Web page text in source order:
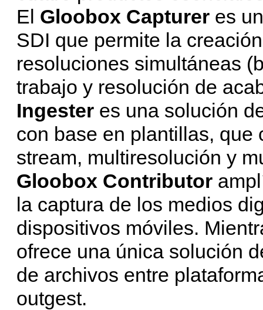
El Gloobox Capturer es
SDI que permite la
resoluciones simultáneas
trabajo y resolución de
Ingester es una solución
con base en plantillas, que
stream, multiresolución y
Gloobox Contributor
la captura de los medios
dispositivos móviles.
ofrece una única solución
de archivos entre
outgest.